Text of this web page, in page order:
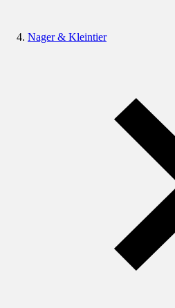
Nager & Kleintier